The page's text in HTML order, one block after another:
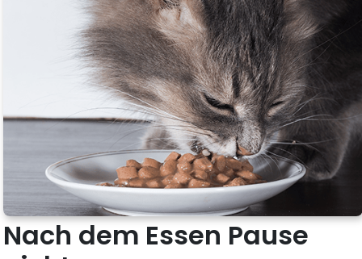
Nach dem Essen Pause